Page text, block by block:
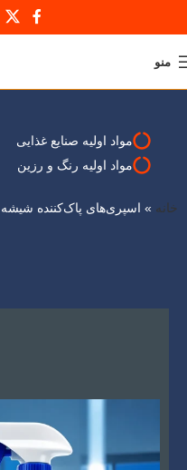
منو
مواد اولیه صنایع غذایی
مواد اولیه رنگ و رزین
خانه » اسپری‌های پاک‌کننده شیشه